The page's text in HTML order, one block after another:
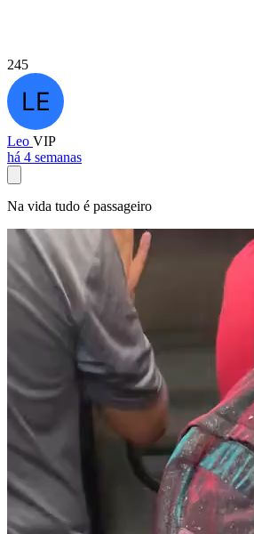
245
Leo VIP
há 4 semanas
Na vida tudo é passageiro